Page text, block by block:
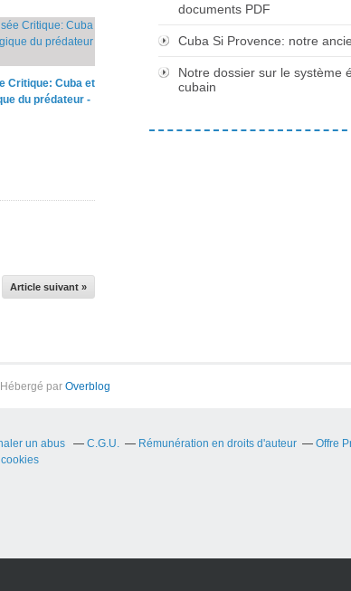
Critique: Cuba et
du prédateur -
Article suivant »
documents PDF
Cuba Si Provence: notre
Notre dossier sur le système
cubain
par Overblog
un abus C.G.U. Rémunération en droits d'auteur Offre